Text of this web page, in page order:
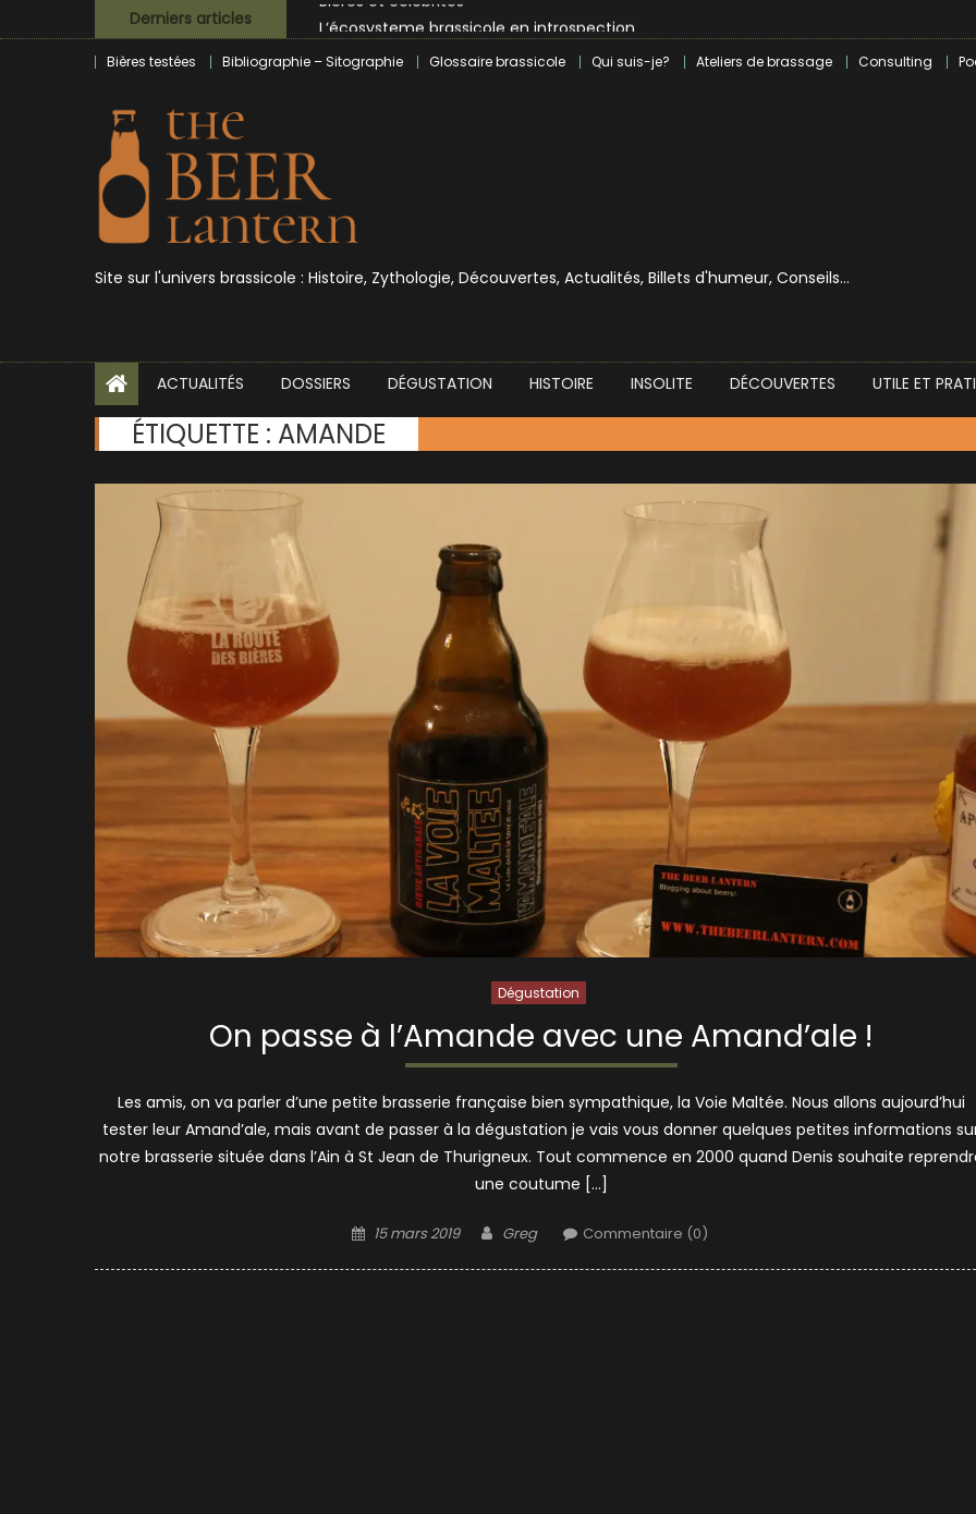
to
Derniers articles
L’écosysteme brassicole en introspection
Zoumaï : pionnier de la révolution craft à Marseille
L’intelligence artificielle dans le milieu brassicole
Bières testées Bibliographie – Sitographie Glossaire brassicole Qui suis-je? Ateliers de brassage Consulting
Site sur l'univers brassicole : Histoire, Zythologie, Découvertes, Actualités, Billets d'humeur, Conseils…
ACTUALITÉS DOSSIERS DÉGUSTATION HISTOIRE INSOLITE DÉCOUVERTES UTILE ET
ÉTIQUETTE : AMANDE
Dégustation
On passe à l’Amande avec une Amand’ale !
Les amis, on va parler d’une petite brasserie française bien sympathique, la Voie Maltée. Nous allons aujourd’hui
tester leur Amand’ale, mais avant de passer à la dégustation je vais vous donner quelques petites informations
notre brasserie située dans l’Ain à St Jean de Thurigneux. Tout commence en 2000 quand Denis souhaite
une coutume […]
Posted
15 mars 2019 Author
Greg Commentaire (0)